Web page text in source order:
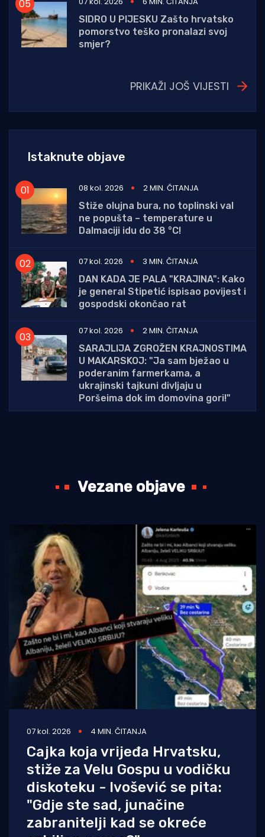
SIDRO U PIJESKU Zašto hrvatsko
pomorstvo teško pronalazi svoj
smjer?
PRIKAŽI JOŠ VIJESTI
Istaknute objave
08 kol. 2026
2 MIN. ČITANJA
Stiže olujna bura, no toplinski val
ne popušta – temperature u
Dalmaciji idu do 38 °C!
07 kol. 2026
3 MIN. ČITANJA
DAN KADA JE PALA "KRAJINA": Kako
je general Stipetić ispisao povijest i
gospodski okončao rat
07 kol. 2026
2 MIN. ČITANJA
SARAJLIJA ZGROŽEN KRAJNOSTIMA
U MAKARSKOJ: "Ja sam bježao u
poderanim farmerkama, a
ukrajinski tajkuni divljaju u
Poršeima dok im domovina gori!"
Vezane objave
07 kol. 2026 4 MIN. ČITANJA
Cajka koja vrijeđa Hrvatsku,
stiže za Velu Gospu u vodičku
diskoteku - Ivošević se pita:
"Gdje ste sad, junačine
zabranitelji kad se okreće